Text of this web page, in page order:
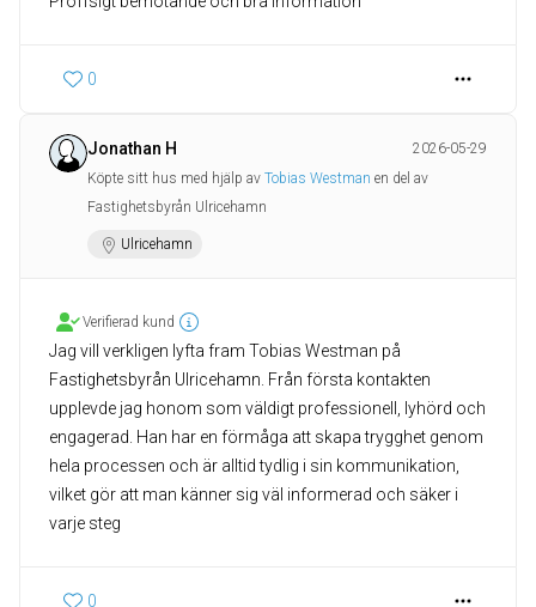
0
Jonathan H
2026-05-29
Köpte sitt hus med hjälp av Tobias Westman en del av
Fastighetsbyrån Ulricehamn
Ulricehamn
Verifierad kund
Jag vill verkligen lyfta fram Tobias Westman på
Fastighetsbyrån Ulricehamn. Från första kontakten
upplevde jag honom som väldigt professionell, lyhörd och
engagerad. Han har en förmåga att skapa trygghet genom
hela processen och är alltid tydlig i sin kommunikation,
vilket gör att man känner sig väl informerad och säker i
varje steg
0